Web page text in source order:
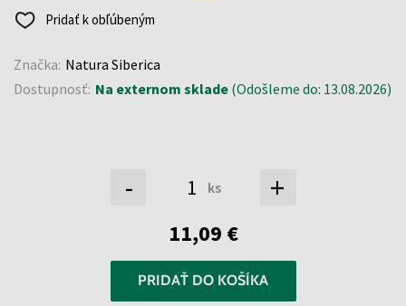
Pridať k obľúbeným
Značka: Natura Siberica
Dostupnosť: Na externom sklade (Odošleme do: 13.08.2026)
- ks +
11,09 €
PRIDAŤ DO KOŠÍKA